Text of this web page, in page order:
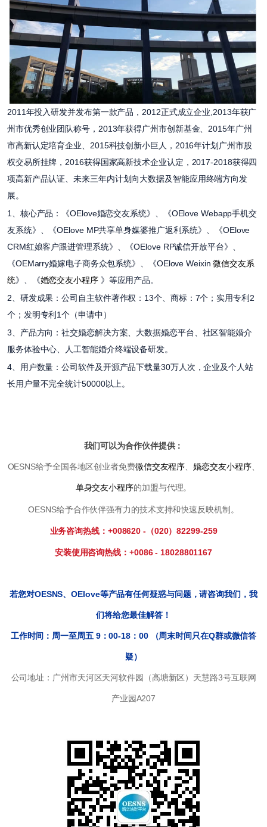
2011年投入研发并发布第一款产品，2012正式成立企业,2013年获广
州市优秀创业团队称号，2013年获得广州市创新基金、2015年广州
市高新认定培育企业、2015科技创新小巨人，2016年计划广州市股
权交易所挂牌，2016获得国家高新技术企业认定，2017-2018获得四
项高新产品认证、未来三年内计划向大数据及智能应用终端方向发
展。
1、核心产品：《OElove婚恋交友系统》、《OElove Webapp手机交
友系统》、《OElove MP共享单身媒婆推广返利系统》、《OElove
CRM红娘客户跟进管理系统》、《OElove RP诚信开放平台》、
《OEMarry婚嫁电子商务众包系统》、《OElove Weixin微信交友系
统》、《婚恋交友小程序 》等应用产品。
2、研发成果：公司自主软件著作权：13个、商标：7个；实用专利2
个；发明专利1个（申请中）
3、产品方向：社交婚恋解决方案、大数据婚恋平台、社区智能婚介
服务体验中心、人工智能婚介终端设备研发。
4、用户数量：公司软件及开源产品下载量30万人次，企业及个人站
长用户量不完全统计50000以上。
我们可以为合作伙伴提供：
OESNS给予全国各地区创业者免费微信交友程序 、婚恋交友小程序、
单身交友小程序的加盟与代理。
OESNS给予合作伙伴强有力的技术支持和快速反映机制。
业务咨询热线：+008620 -（020）82299-259
安装使用咨询热线：+0086 - 18028801167
若您对OESNS、OElove等产品有任何疑惑与问题，请咨询我们，我
们将给您最佳解答！
工作时间：周一至周五 9：00-18：00 （周末时间只在Q群或微信答
疑）
公司地址：广州市天河区天河软件园（高塘新区）天慧路3号互联网
产业园A207